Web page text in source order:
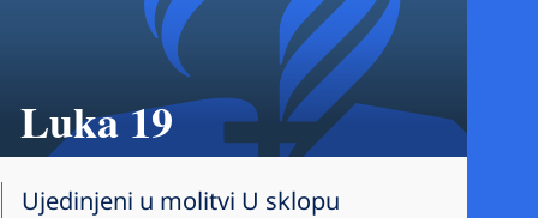
Luka 19
Ujedinjeni u molitvi U sklopu